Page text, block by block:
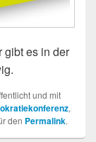
gibt es in der
und mit
,
den Permalink.